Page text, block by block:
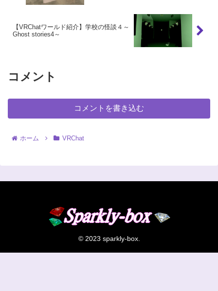
【VRChatワールド紹介】学校の怪談４～
Ghost stories4～
コメント
コメントを書き込む
ホーム VRChat
© 2023 sparkly-box.